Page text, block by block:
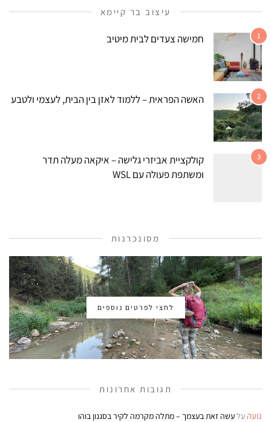
עיצוב בר קיימא
1 חמישה צעדים לבית מיטיב
2 האשה הפראית – ללמוד לאזן בין הבית, לעצמי ולטבע
3
קולקציית אביזרי גלישה – איקאה מעלה תדר
ומשתפת פעולה עם WSL
מסונכרנות
לחצי לפרטים נוספים
תגובות אחרונות
נועה עלעשה זאת בעצמך – מתלה מקרמה לקיר בסגנון בוהו